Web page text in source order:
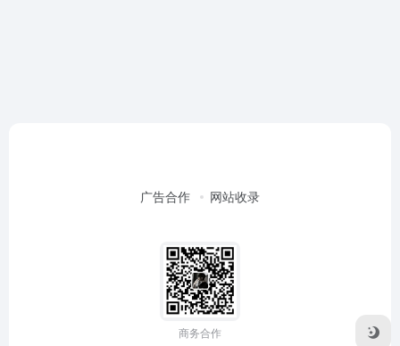
广告合作 网站收录
商务合作